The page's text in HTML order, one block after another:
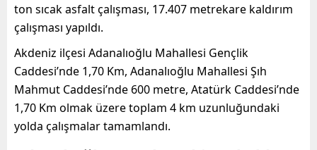
ton sıcak asfalt çalışması, 17.407 metrekare kaldırım
çalışması yapıldı.
Akdeniz ilçesi Adanalıoğlu Mahallesi Gençlik
Caddesi’nde 1,70 Km, Adanalıoğlu Mahallesi Şıh
Mahmut Caddesi’nde 600 metre, Atatürk Caddesi’nde
1,70 Km olmak üzere toplam 4 km uzunluğundaki
yolda çalışmalar tamamlandı.